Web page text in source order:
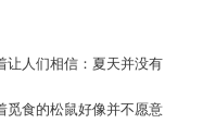
让人们相信：夏天并没有
觅食的松鼠好像并不愿意